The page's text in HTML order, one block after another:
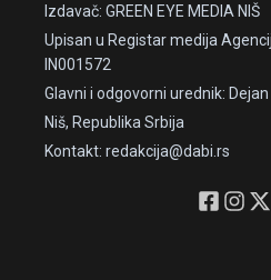
Izdavač: GREEN EYE MEDIA NIŠ
Upisan u Registar medija
IN001572
Glavni i odgovorni urednik:
Niš, Republika Srbija
Kontakt: redakcija@dabi.rs